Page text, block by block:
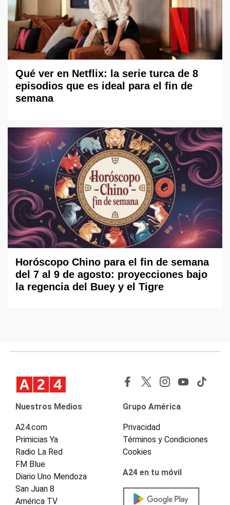
Qué ver en Netflix: la serie turca de 8
episodios que es ideal para el fin de
semana
Horóscopo Chino para el fin de semana
del 7 al 9 de agosto: proyecciones bajo
la regencia del Buey y el Tigre
Nuestros Medios
A24.com
Primicias Ya
Radio La Red
FM Blue
Diario Uno Mendoza
San Juan 8
América TV
Grupo América
Privacidad
Términos y Condiciones
Cookies
A24 en tu móvil